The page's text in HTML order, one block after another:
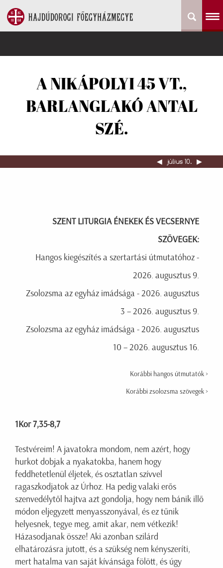
A NIKÁPOLYI 45 VT.,
BARLANGLAKÓ ANTAL
SZÉ.
◀︎ július 10. ▶︎
SZENT LITURGIA ÉNEKEK ÉS VECSERNYE
SZÖVEGEK:
Hangos kiegészítés a szertartási útmutatóhoz -
2026. augusztus 9.
Zsolozsma az egyház imádsága - 2026. augusztus
3 – 2026. augusztus 9.
Zsolozsma az egyház imádsága - 2026. augusztus
10 – 2026. augusztus 16.
Korábbi hangos útmutatók >
Korábbi zsolozsma szövegek >
1Kor 7,35-8,7
Testvéreim! A javatokra mondom, nem azért, hogy
hurkot dobjak a nyakatokba, hanem hogy
feddhetetlenül éljetek, és osztatlan szívvel
ragaszkodjatok az Úrhoz. Ha pedig valaki erős
szenvedélytől hajtva azt gondolja, hogy nem bánik illő
módon eljegyzett menyasszonyával, és ez tűnik
helyesnek, tegye meg, amit akar, nem vétkezik!
Házasodjanak össze! Aki azonban szilárd
elhatározásra jutott, és a szükség nem kényszeríti,
mert hatalma van saját kívánsága fölött, és úgy